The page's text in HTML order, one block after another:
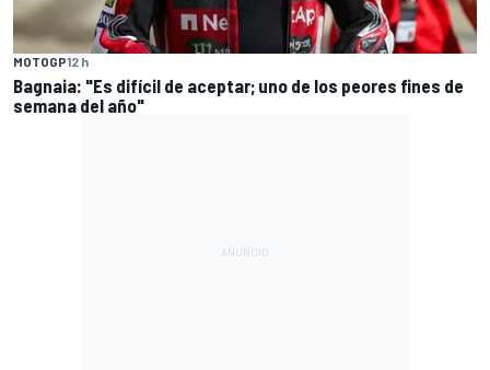
MOTOGP12 h
Bagnaia: "Es difícil de aceptar; uno de los peores fines de
semana del año"